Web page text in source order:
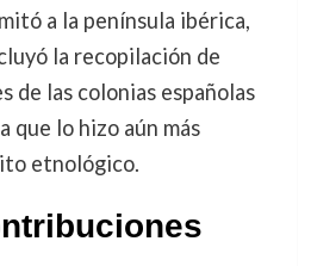
a la península ibérica,
la recopilación de
de las colonias españolas
que lo hizo aún más
etnológico.